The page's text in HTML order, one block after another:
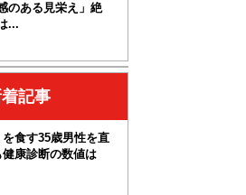
のある見栄え」絶
...
記事
食す35歳男性を直
康診断の数値は